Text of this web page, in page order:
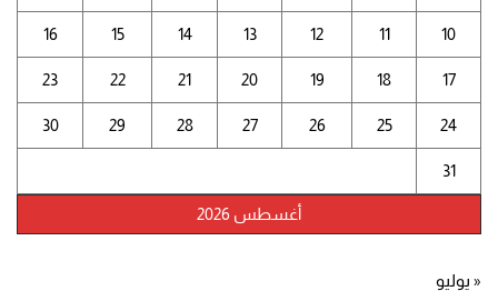
أغسطس 2026
10
11
12
13
14
15
16
17
18
19
20
21
22
23
24
25
26
27
28
29
30
31
« يوليو